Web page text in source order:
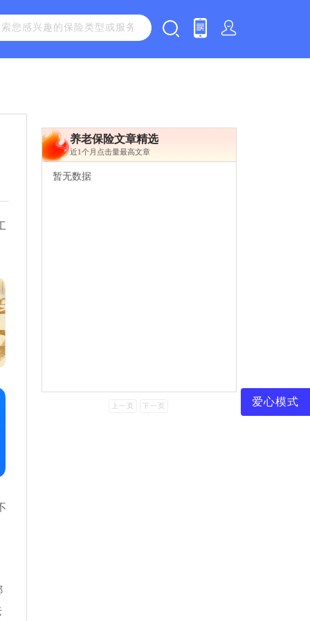
养老保险文章精选
近1个月点击量最高文章
暂无数据
上一页 下一页 爱心模式